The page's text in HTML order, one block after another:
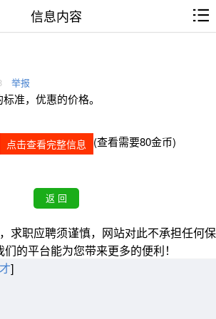
信息内容
举报
准，优惠的价格。
点击查看完整信息 (查看需要80金币)
求职应聘须谨慎，网站对此不承担任何保
的平台能为您带来更多的便利！
]